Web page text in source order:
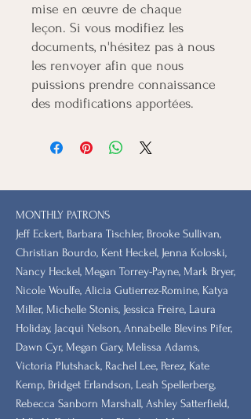
mise en œuvre de chaque
leçon. Si vous modifiez les
documents, n'hésitez pas à nous
les renvoyer afin que nous
puissions prendre connaissance
des modifications apportées.
MONTHLY PATRONS
​Jeff Eckert, Barbara Tischler, Brooke Sullivan,
Christian Bourdo, Kent Heckel, Jenna Koloski,
Nancy Heckel, Megan Torrey-Payne, Mark Bryer,
Nicole Woulfe, Alicia Gutierrez-Romine, Katya
Miller, Michelle Stonis, Jessica Freire, Laura
Holiday, Jacqui Nelson, Annabelle Blevins Pifer,
Dawn Cyr, Megan Gary, Melissa Adams,
Victoria Plutshack, Rachel Lee, Perez, Kate
Kemp, Bridget Erlandson, Leah Spellerberg,
Rebecca Sanborn Marshall​, Ashley Satterfield,